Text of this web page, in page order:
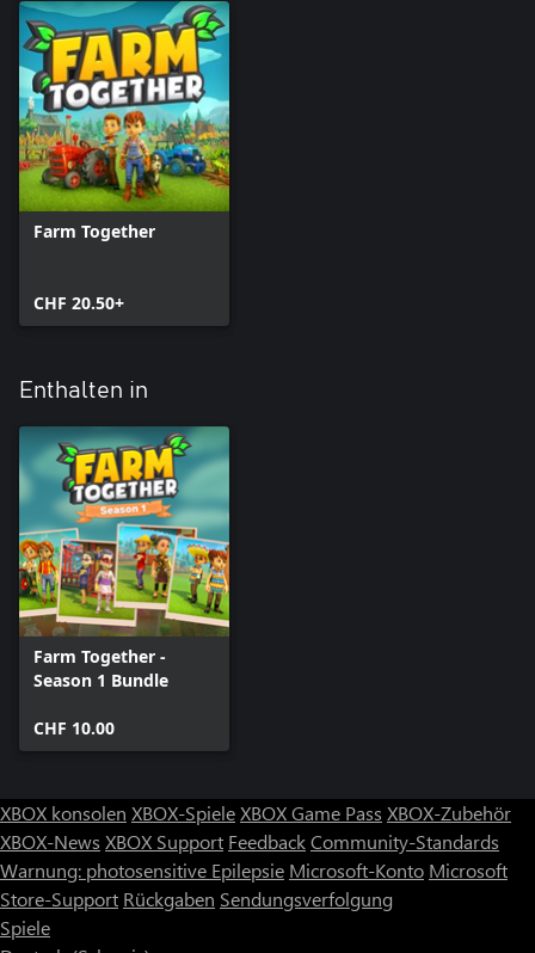
Farm Together
CHF 20.50+
Enthalten in
Farm Together -
Season 1 Bundle
CHF 10.00
XBOX konsolen XBOX-SpieleXBOX Game Pass XBOX-Zubehör
XBOX-News XBOX Support FeedbackCommunity-Standards
Warnung: photosensitive Epilepsie Microsoft-Konto Microsoft
Store-Support Rückgaben Sendungsverfolgung
Spiele